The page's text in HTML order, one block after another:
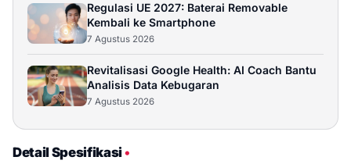
Regulasi UE 2027: Baterai Removable
Kembali ke Smartphone
7 Agustus 2026
Revitalisasi Google Health: AI Coach Bantu
Analisis Data Kebugaran
7 Agustus 2026
Detail Spesifikasi•